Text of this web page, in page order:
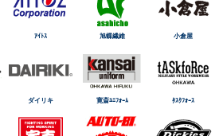
ｱｲﾄｽ 旭蝶繊維 小倉屋
ダイリキ 寛斎ﾕﾆﾌｫｰﾑ ﾀｽｸﾌｫｰｽ